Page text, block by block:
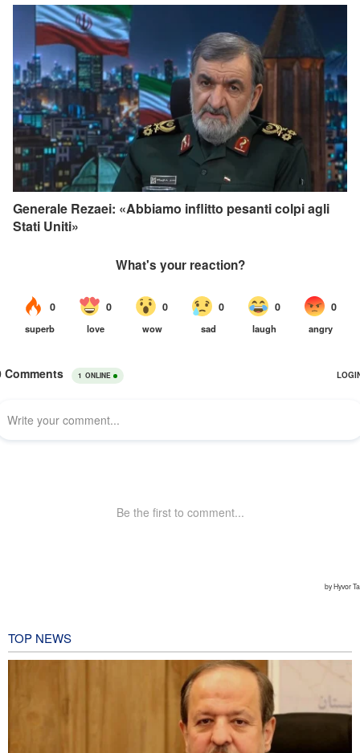
Generale Rezaei: «Abbiamo inflitto pesanti colpi agli
Stati Uniti»
TOP NEWS